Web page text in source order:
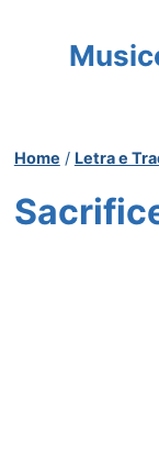
Home / Letra e